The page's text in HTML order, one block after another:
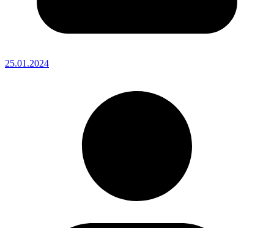
25.01.2024